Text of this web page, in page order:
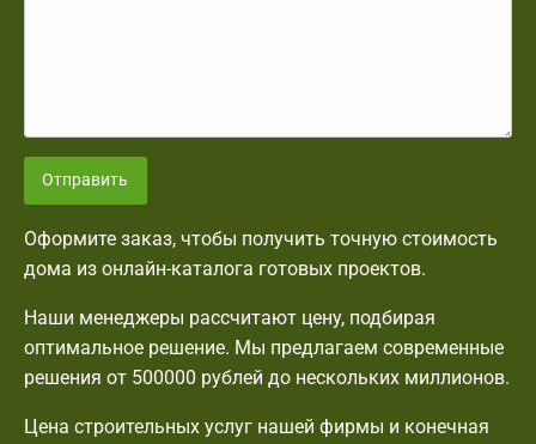
Отправить
Оформите заказ, чтобы получить точную стоимость
дома из онлайн-каталога готовых проектов.
Наши менеджеры рассчитают цену, подбирая
оптимальное решение. Мы предлагаем современные
решения от 500000 рублей до нескольких миллионов.
Цена строительных услуг нашей фирмы и конечная